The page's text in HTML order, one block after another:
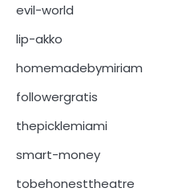
evil-world
lip-akko
homemadebymiriam
followergratis
thepicklemiami
smart-money
tobehonesttheatre